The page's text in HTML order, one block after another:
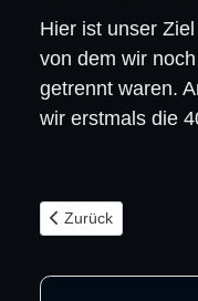
Hier ist unser Ziel
von dem wir
getrennt waren.
wir erstmals die
Vorheriger Beitrag:
Zurück